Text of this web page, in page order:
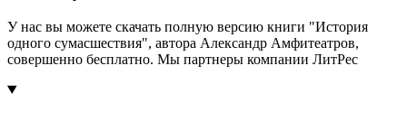
У нас вы можете скачать полную версию книги "История
одного сумасшествия", автора Александр Амфитеатров,
совершенно бесплатно. Мы партнеры компании ЛитРес